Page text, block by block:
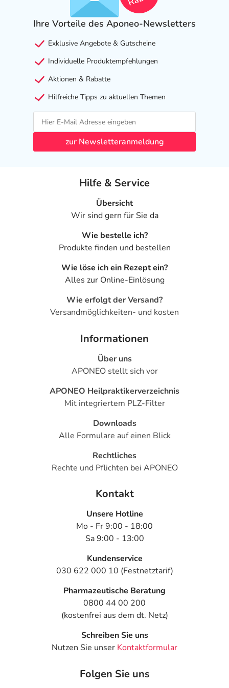
Ihre Vorteile des Aponeo-Newsletters
Exklusive Angebote & Gutscheine
Individuelle Produktempfehlungen
Aktionen & Rabatte
Hilfreiche Tipps zu aktuellen Themen
zur Newsletteranmeldung
Hilfe & Service
Übersicht
Wir sind gern für Sie da
Wie bestelle ich?
Produkte finden und bestellen
Wie löse ich ein Rezept ein?
Alles zur Online-Einlösung
Wie erfolgt der Versand?
Versandmöglichkeiten- und kosten
Informationen
Über uns
APONEO stellt sich vor
APONEO Heilpraktikerverzeichnis
Mit integriertem PLZ-Filter
Downloads
Alle Formulare auf einen Blick
Rechtliches
Rechte und Pflichten bei APONEO
Kontakt
Unsere Hotline
Mo - Fr 9:00 - 18:00
Sa 9:00 - 13:00
Kundenservice
030 622 000 10 (Festnetztarif)
Pharmazeutische Beratung
0800 44 00 200
(kostenfrei aus dem dt. Netz)
Schreiben Sie uns
Nutzen Sie unser Kontaktformular
Folgen Sie uns